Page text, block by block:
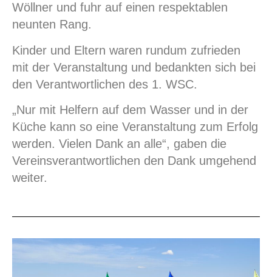
Wöllner und fuhr auf einen respektablen
neunten Rang.
Kinder und Eltern waren rundum zufrieden
mit der Veranstaltung und bedankten sich bei
den Verantwortlichen des 1. WSC.
„Nur mit Helfern auf dem Wasser und in der
Küche kann so eine Veranstaltung zum Erfolg
werden. Vielen Dank an alle“, gaben die
Vereinsverantwortlichen den Dank umgehend
weiter.